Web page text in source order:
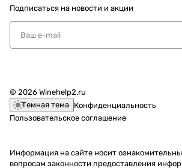
Подписаться на новости и акции
© 2026 Winehelp2.ru
Темная тема Конфиденциальность
Пользовательское соглашение
Информация на сайте носит
вопросам законности предоставления